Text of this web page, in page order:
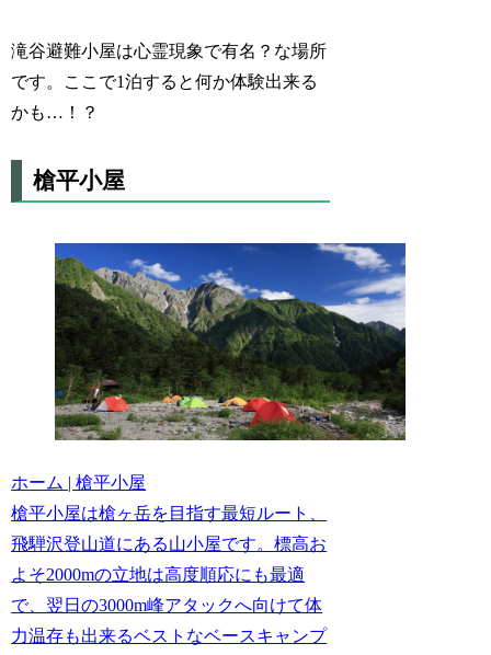
滝谷避難小屋は心霊現象で有名？な場所
です。ここで1泊すると何か体験出来る
かも…！？
槍平小屋
ホーム | 槍平小屋
槍平小屋は槍ヶ岳を目指す最短ルート、
飛騨沢登山道にある山小屋です。標高お
よそ2000mの立地は高度順応にも最適
で、翌日の3000m峰アタックへ向けて体
力温存も出来るベストなベースキャンプ